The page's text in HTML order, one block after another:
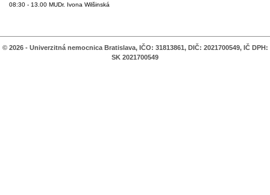
08:30 - 13.00 MUDr. Ivona Wilšinská
© 2026 - Univerzitná nemocnica Bratislava, IČO: 31813861, DIČ: 2021700549, IČ DPH:
SK 2021700549